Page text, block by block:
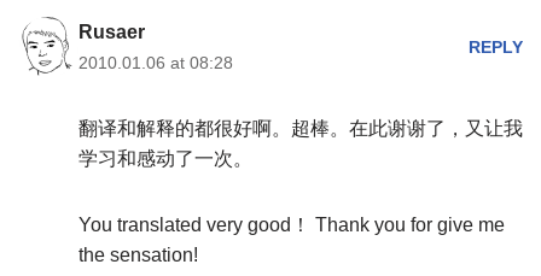
Rusaer
2010.01.06 at 08:28
REPLY
翻译和解释的都很好啊。超棒。在此谢谢了，又让我
学习和感动了一次。
You translated very good！ Thank you for give me
the sensation!